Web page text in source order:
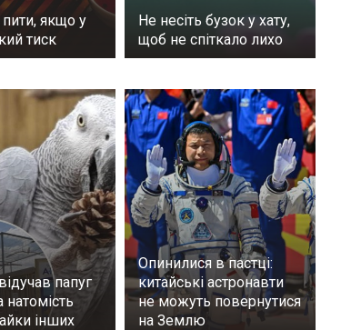
пити, якщо у
тиск
Не несіть бузок у хату,
щоб не спіткало лихо
папуг
натомість
інших
Опинилися в пастці:
китайські астронавти
не можуть повернутися
на Землю